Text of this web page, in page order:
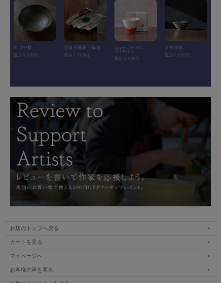
片口中鉢
税込5,500円
伊賀灰釉菱形鎬皿
税込7,700円
Layer.series
SYUKI(L)
税込5,500円
安南深鉢
税込5,500円
お店のトップへ戻る
カートを見る
マイページへ
お客様の声を見る